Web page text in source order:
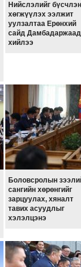
Нийслэлийг бүсчлэн
хөгжүүлэх ээлжит
уулзалтаа Ерөнхий
сайд Дамбадаржаад
хийлээ
Боловсролын
сангийн хөрөнгийг
зарцуулах, хяналт
тавих асуудлыг
хэлэлцэнэ